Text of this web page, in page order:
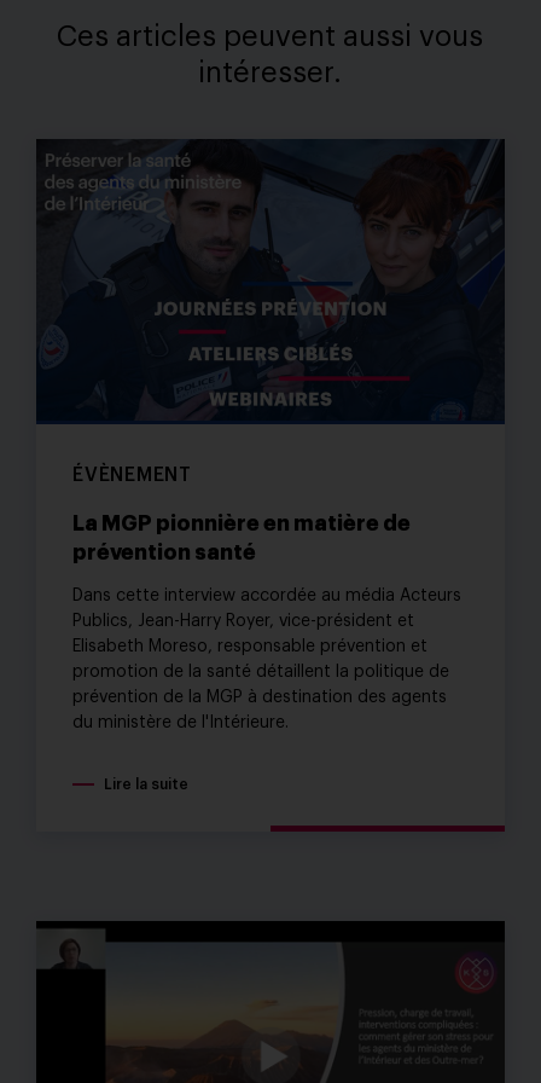
Ces articles peuvent aussi vous
intéresser.
ÉVÈNEMENT
La MGP pionnière en matière de
prévention santé
Dans cette interview accordée au média Acteurs
Publics, Jean-Harry Royer, vice-président et
Elisabeth Moreso, responsable prévention et
promotion de la santé détaillent la politique de
prévention de la MGP à destination des agents
du ministère de l'Intérieure.
Lire la suite